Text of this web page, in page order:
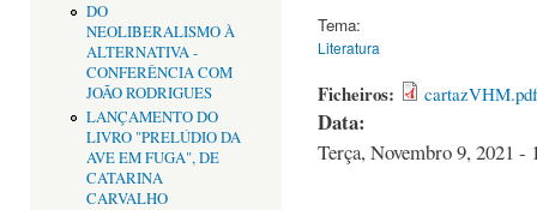
DO
NEOLIBERALISMO À
ALTERNATIVA -
CONFERÊNCIA COM
JOÃO RODRIGUES
LANÇAMENTO DO
LIVRO "PRELÚDIO DA
AVE EM FUGA", DE
CATARINA
CARVALHO
Tema:
Literatura
Ficheiros: cartazVHM.pdf
Data:
Terça, Novembro 9, 2021 -